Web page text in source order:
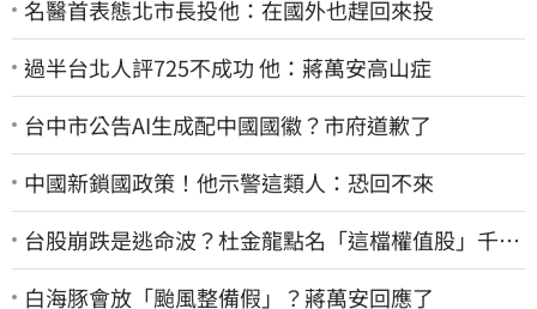
名醫首表態北市長投他：在國外也趕回來投
過半台北人評725不成功 他：蔣萬安高山症
台中市公告AI生成配中國國徽？市府道歉了
中國新鎖國政策！他示警這類人：恐回不來
台股崩跌是逃命波？杜金龍點名「這檔權值股」千萬
別長抱
白海豚會放「颱風整備假」？蔣萬安回應了